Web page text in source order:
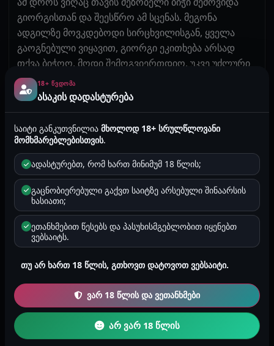
გიორგისთან და შეესწრო ამ სცენას. მეგონა
ადგილზე მოვკდებოდი სირცხვილისგან, ყველა
გაოგნებული ვიყავით, გიორგი ეკითხება არსად
თქვა ბიჭოო, მოდი შემოგვიერთდიო, უკვე უძლური
ვიყავი ამ ყველაფრის მიმართ, მდივანზე წაკუზული
ვყავდი გიორგის იმან შემოუარა მდივანს და
წინიდან დამიდგა ჩაიხადა და მოწოვეო, ორი ყლე
პირველად ვნახე ცხოვრებაში, გადამიგდო პირში
გიორგი უკნიდან მომჯდარი გააგრძელა ჩემი
გაჟიმვა ეს წინიდან პირში, მერე შეეცვალნენ, სხვა
ყლე რომ შევიდა ეგრევე ვიგრძენი სხვანაირად
გამიყარა, გიორგიმ წინიდან მოვიდა და ისევ
ადმგარი ყლე მაწოვინა. ის საშინლად მტყნავდა,
ჩქარ ჩქარა, მუტელი ამიწითლა, მერე
ამომატრიალა მდივანზე და ფეხებ გადაწეულზე
შემიდო, დიდი ხანი მტყნავდნენ, უკვე ვგრძნობდი
რომ დავიღალე ძალიან, გიორგიმ ტაკოში მინდა
გადმომატრიალა მიმაფურთხა ხვრელზე და დაიწყო
შესვლა, საშინელი ტკივილი ქონდა, თითქოს ვიგაცა
გხლეჩსო, შემომაჯდა ძვლივს შედო და
გამიფართოვა, არც გამოუღია შიგვე ჩამათავა, ამ
18+ ᲬᲕᲓᲝᲛᲐ
ასაკის დადასტურება
საიტი განკუთვნილიამხოლოდ 18+ სრულწლოვანი
მომხმარებლებისთვის.
ადასტურებთ, რომ ხართ მინიმუმ 18 წლის;
გაცნობიერებული გაქვთ საიტზე არსებული შინაარსის
ხასიათი;
ეთანხმებით წესებს და პასუხისმგებლობით იყენებთ
ვებსაიტს.
თუ არ ხართ 18 წლის, გთხოვთ დატოვოთ ვებსაიტი.
ვარ 18 წლის და ვეთანხმები
არ ვარ 18 წლის